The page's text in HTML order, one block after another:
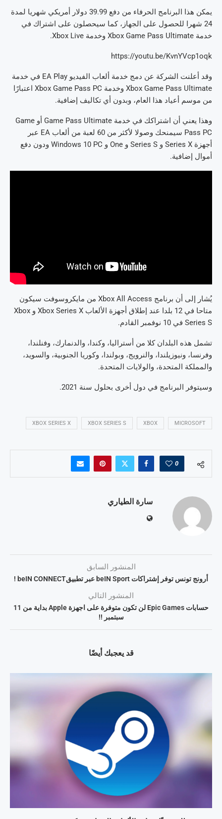
يمكن هذا البرنامج الحرفاء من دفع 39.99 دولار أمريكي شهريا لمدة
24 شهرا للحصول على الجهاز، كما سيحصلون على اشتراك في
خدمة Xbox Game Pass Ultimate وخدمة Xbox Live.
https://youtu.be/KvnYVcp1oqk
وقد أعلنت الشركة عن دمج خدمة ألعاب الفيديو EA Play في خدمة
Xbox Game Pass Ultimate وخدمة Xbox Game Pass PC اعتبارًا
من موسم أعياد هذا العام، وبدون أي تكاليف إضافية.
وهذا يعني أن اشتراكك في خدمة Game Pass Ultimate أو Game
Pass PC سيمنحك وصولا لأكثر من 60 لعبة من ألعاب EA عبر
أجهزة Series X و Series S و One و Windows 10 PC ودون دفع
أموال إضافية.
يُشار إلى أن برنامج Xbox All Access من مايكروسوفت سيكون
متاحا في 12 بلدا عند إطلاق أجهزة الألعاب Xbox Series X و Xbox
Series S في 10 نوفمبر القادم.
تشمل هذه البلدان كلا من أستراليا، وكندا، والدنمارك، وفنلندا،
وفرنسا، ونيوزيلندا، والنرويج، وبولندا، وكوريا الجنوبية، والسويد،
والمملكة المتحدة، والولايات المتحدة.
وسيتوفر البرنامج في دول أخرى بحلول سنة 2021.
MICROSOFT
XBOX
XBOX SERIES S
XBOX SERIES X
0
سارة الطياري
المنشور السابق
أرونج تونس توفر إشتراكات beIN Sport عبر تطبيقbeIN CONNECT !
المنشور التالي
حسابات Epic Games لن تكون متوفرة على اجهزة Apple بداية من 11
سبتمبر !!
قد يعجبك أيضًا